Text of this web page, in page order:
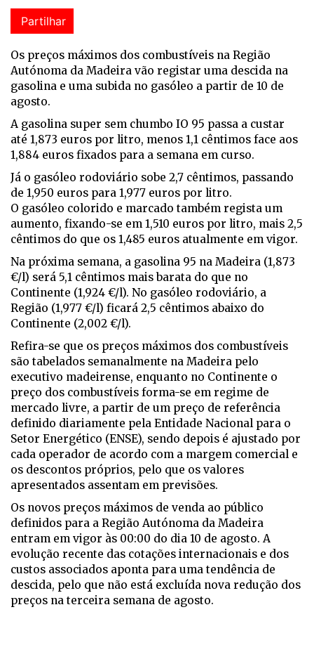
Partilhar
Os preços máximos dos combustíveis na Região
Autónoma da Madeira vão registar uma descida na
gasolina e uma subida no gasóleo a partir de 10 de
agosto.
A gasolina super sem chumbo IO 95 passa a custar
até 1,873 euros por litro, menos 1,1 cêntimos face aos
1,884 euros fixados para a semana em curso.
Já o gasóleo rodoviário sobe 2,7 cêntimos, passando
de 1,950 euros para 1,977 euros por litro.
O gasóleo colorido e marcado também regista um
aumento, fixando-se em 1,510 euros por litro, mais 2,5
cêntimos do que os 1,485 euros atualmente em vigor.
Na próxima semana, a gasolina 95 na Madeira (1,873
€/l) será 5,1 cêntimos mais barata do que no
Continente (1,924 €/l). No gasóleo rodoviário, a
Região (1,977 €/l) ficará 2,5 cêntimos abaixo do
Continente (2,002 €/l).
Refira-se que os preços máximos dos combustíveis
são tabelados semanalmente na Madeira pelo
executivo madeirense, enquanto no Continente o
preço dos combustíveis forma-se em regime de
mercado livre, a partir de um preço de referência
definido diariamente pela Entidade Nacional para o
Setor Energético (ENSE), sendo depois é ajustado por
cada operador de acordo com a margem comercial e
os descontos próprios, pelo que os valores
apresentados assentam em previsões.
Os novos preços máximos de venda ao público
definidos para a Região Autónoma da Madeira
entram em vigor às 00:00 do dia 10 de agosto. A
evolução recente das cotações internacionais e dos
custos associados aponta para uma tendência de
descida, pelo que não está excluída nova redução dos
preços na terceira semana de agosto.